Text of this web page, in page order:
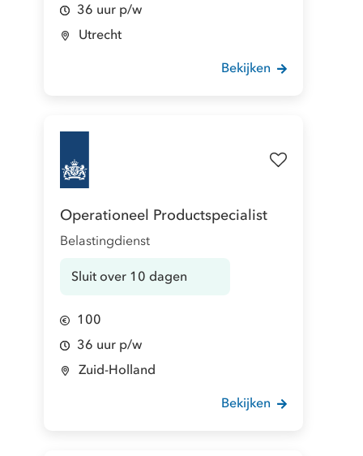
36 uur p/w
Utrecht
Bekijken
Operationeel Productspecialist
Belastingdienst
Sluit over 10 dagen
100
36 uur p/w
Zuid-Holland
Bekijken